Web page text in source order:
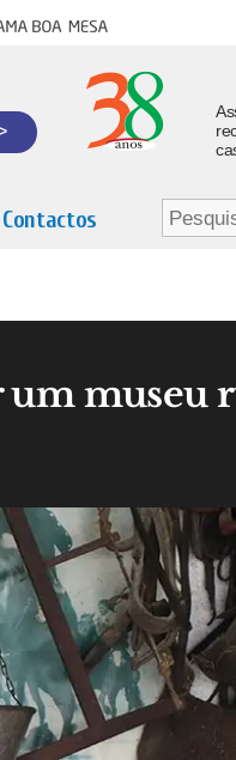
boa mesa
Contactos
um museu